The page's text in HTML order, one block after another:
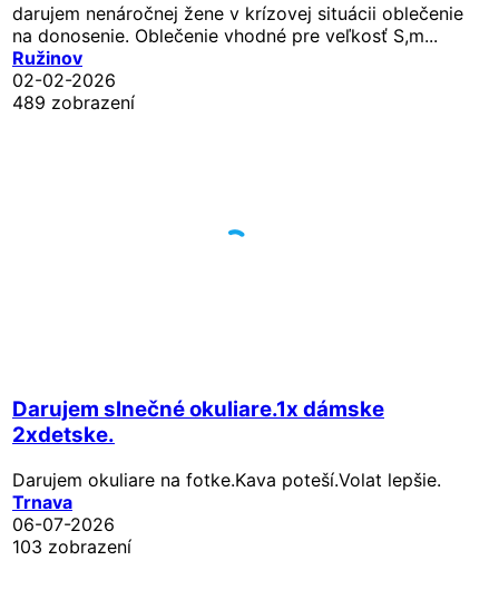
darujem nenáročnej žene v krízovej situácii oblečenie
na donosenie. Oblečenie vhodné pre veľkosť S,m...
Ružinov
02-02-2026
489 zobrazení
Darujem slnečné okuliare.1x dámske
2xdetske.
Darujem okuliare na fotke.Kava poteší.Volat lepšie.
Trnava
06-07-2026
103 zobrazení